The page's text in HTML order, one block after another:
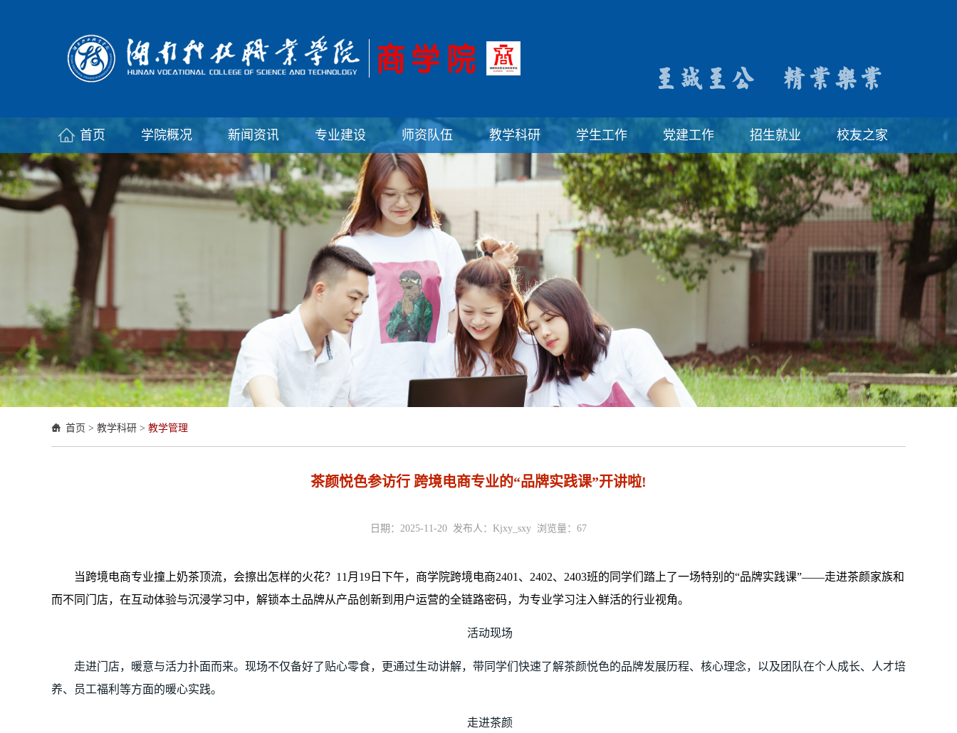
首页 学院概况 新闻资讯 专业建设 师资队伍 教学科研 学生工作 党建工作 招生就业 校友之家
首页 > 教学科研 > 教学管理
茶颜悦色参访行 跨境电商专业的“品牌实践课”开讲啦!
日期：2025-11-20 发布人：Kjxy_sxy 浏览量： 67
当跨境电商专业撞上奶茶顶流，会擦出怎样的火花？11月19日下午，商学院跨境电商2401、2402、2403班的同学们踏上了一场特别的“品牌实践课”——走进茶颜家族和
而不同门店，在互动体验与沉浸学习中，解锁本土品牌从产品创新到用户运营的全链路密码，为专业学习注入鲜活的行业视角。
活动现场
走进门店，暖意与活力扑面而来。现场不仅备好了贴心零食，更通过生动讲解，带同学们快速了解茶颜悦色的品牌发展历程、核心理念，以及团队在个人成长、人才培
养、员工福利等方面的暖心实践。
走进茶颜